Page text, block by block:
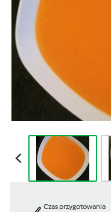
Czas przygotowania